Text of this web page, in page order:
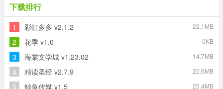
图片清晰修复安卓直装版
好映正版
下载排行
1 彩虹多多 v2.1.2 22.1MB
2 花季 v1.0 0KB
3 海棠文学城 v1.23.02 14.7MB
4 精读圣经 v2.7.9 22.6MB
5 鲸鱼传媒 v1.5 25.4MB